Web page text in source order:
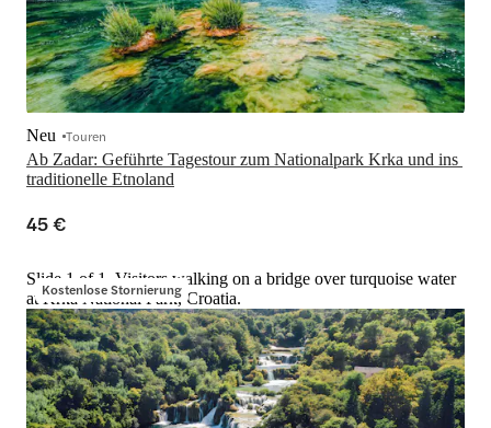
Ab Zadar: Geführte Tagestour zum Nationalpark Krka und ins
traditionelle Etnoland
Neu Touren
45 €
Kostenlose Stornierung
Slide 1 of 1, Visitors walking on a bridge over turquoise water
at Krka National Park, Croatia.